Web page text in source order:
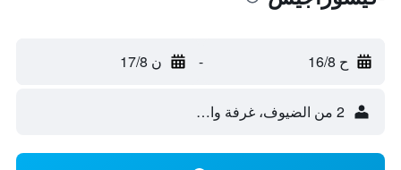
ح 16/8 - ن 17/8
2 من الضيوف، غرفة واحدة